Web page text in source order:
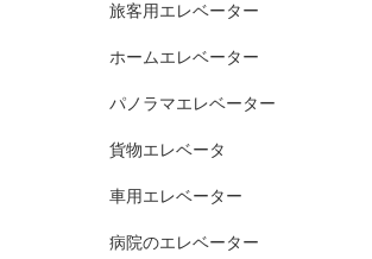
旅客用エレベーター
ホームエレベーター
パノラマエレベーター
貨物エレベータ
車用エレベーター
病院のエレベーター